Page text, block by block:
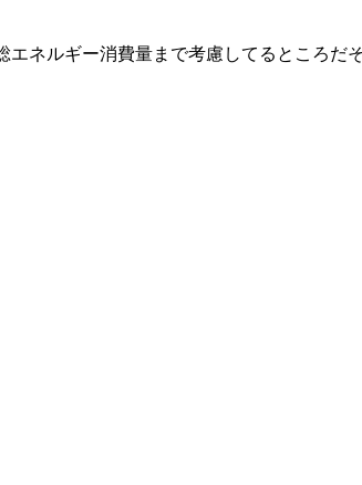
ネルギー消費量まで考慮してるところだ